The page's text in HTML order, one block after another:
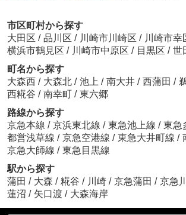
市区町村から探す
大田区 / 品川区 / 川崎市川崎区 / 川崎市幸
横浜市鶴見区 / 川崎市中原区 / 目黒区 / 世
町名から探す
大森西 / 大森北 / 池上 / 南大井 / 西蒲田 /
西糀谷 / 南幸町 / 東六郷
路線から探す
京急本線 / 京浜東北線 / 東急池上線 / 東急
都営浅草線 / 京急空港線 / 東急大井町線 /
京急大師線 / 東急目黒線
駅から探す
蒲田 / 大森 / 糀谷 / 川崎 / 京急蒲田 / 京急
蓮沼 / 矢口渡 / 大森海岸